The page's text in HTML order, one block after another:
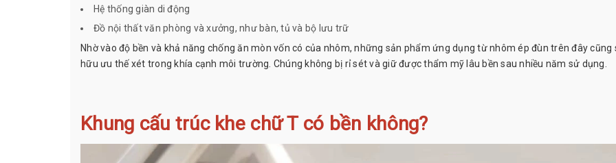
Hệ thống giàn di động
Đồ nội thất văn phòng và xưởng, như bàn, tủ và bộ lưu trữ
Nhờ vào độ bền và khả năng chống ăn mòn vốn có của nhôm, những sản phẩm ứng dụng từ nhôm ép đùn trên đây cũng
hữu ưu thế xét trong khía cạnh môi trường. Chúng không bị rỉ sét và giữ được thẩm mỹ lâu bền sau nhiều năm sử dụng.
Khung cấu trúc khe chữ T có bền không?